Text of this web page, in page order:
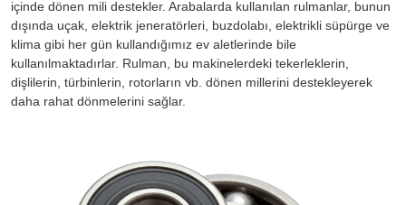
içinde dönen mili destekler. Arabalarda kullanılan rulmanlar, bunun
dışında uçak, elektrik jeneratörleri, buzdolabı, elektrikli süpürge ve
klima gibi her gün kullandığımız ev aletlerinde bile
kullanılmaktadırlar. Rulman, bu makinelerdeki tekerleklerin,
dişlilerin, türbinlerin, rotorların vb. dönen millerini destekleyerek
daha rahat dönmelerini sağlar.